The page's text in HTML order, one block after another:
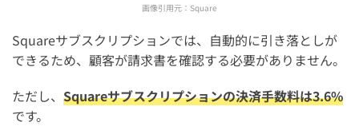
画像引用元： Square
Squareサブスクリプションでは、自動的に引き落としが
できるため、顧客が請求書を確認する必要がありません。
ただし、 Squareサブスクリプションの決済手数料は3.6%
です。